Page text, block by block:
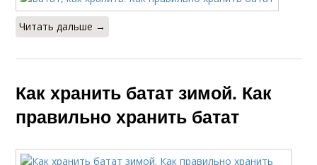
Читать дальше →
Как хранить батат зимой. Как
правильно хранить батат